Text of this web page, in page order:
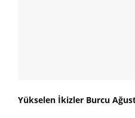
Yükselen İkizler Burcu